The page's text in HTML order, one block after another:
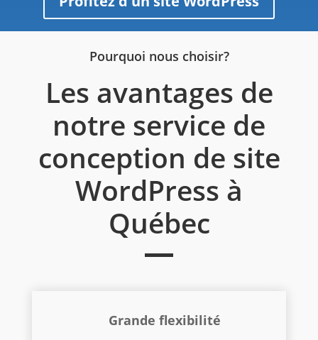
Pourquoi nous choisir?
Les avantages de
notre service de
conception de site
WordPress à
Québec
Grande flexibilité